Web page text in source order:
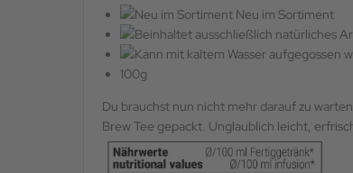
Neu im Sortiment
100g
Du brauchst nun nicht mehr darauf zu
Brew Tee gepackt. Unglaublich leicht,